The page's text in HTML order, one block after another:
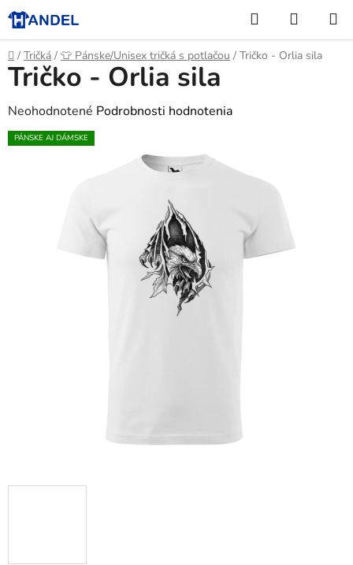
Prejsť
na
obsah
Hľadať
KOŠÍK
Domov
/ Tričká / 👕 Pánske/Unisex tričká s potlačou / Tričko - Orlia sila
Tričko - Orlia sila
Priemerné
hodnotenie
Neohodnotené Podrobnosti hodnotenia
PÁNSKE AJ DÁMSKE